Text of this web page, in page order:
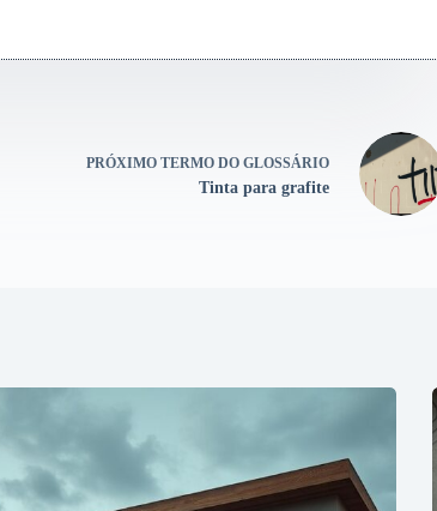
PRÓXIMO TERMO DO GLOSSÁRIO
Tinta para grafite